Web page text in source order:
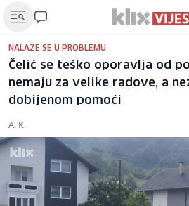
NALAZE SE U PROBLEMU
Čelić se teško oporavlja od
nemaju za velike radove, a
dobijenom pomoći
A. K.